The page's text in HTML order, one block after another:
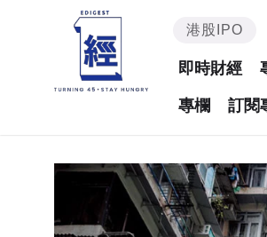
港股IPO
即時財經
專欄 訂閱